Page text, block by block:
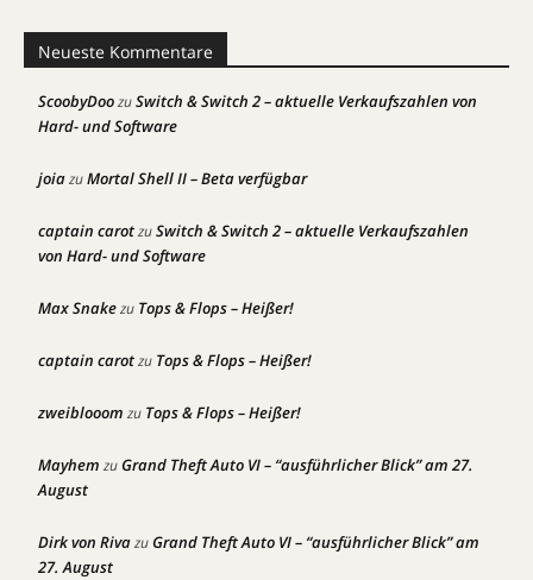
Neueste Kommentare
ScoobyDoozuSwitch & Switch 2 – aktuelle Verkaufszahlen von
Hard- und Software
joiazuMortal Shell II – Beta verfügbar
captain carotzuSwitch & Switch 2 – aktuelle Verkaufszahlen
von Hard- und Software
Max Snakezu Tops & Flops – Heißer!
captain carotzu Tops & Flops – Heißer!
zweiblooom zu Tops & Flops – Heißer!
Mayhem zuGrand Theft Auto VI – “ausführlicher Blick” am 27.
August
Dirk von RivazuGrand Theft Auto VI – “ausführlicher Blick” am
27. August